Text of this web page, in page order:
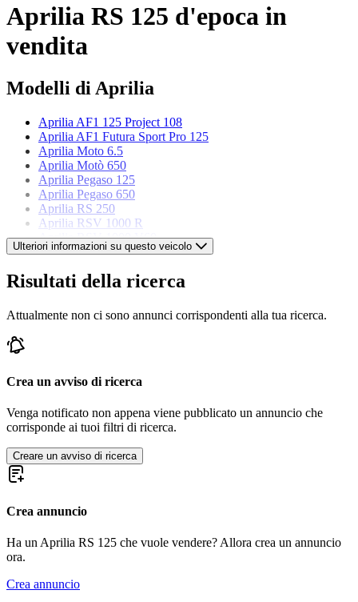
Aprilia RS 125 d'epoca in
vendita
Modelli di Aprilia
Aprilia AF1 125 Project 108
Aprilia AF1 Futura Sport Pro 125
Aprilia Moto 6.5
Aprilia Motò 650
Aprilia Pegaso 125
Aprilia Pegaso 650
Aprilia RS 250
Aprilia RSV 1000 R
Aprilia RSV 1000 V60
Aprilia Scarabeo 50
Aprilia Tuareg 350 Wind
Ulteriori informazioni su questo veicolo
Risultati della ricerca
Attualmente non ci sono annunci corrispondenti alla tua ricerca.
Crea un avviso di ricerca
Venga notificato non appena viene pubblicato un annuncio che
corrisponde ai tuoi filtri di ricerca.
Creare un avviso di ricerca
Crea annuncio
Ha un Aprilia RS 125 che vuole vendere? Allora crea un annuncio
ora.
Crea annuncio